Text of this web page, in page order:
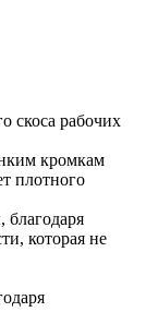
скоса рабочих
кромкам
плотного
которая не